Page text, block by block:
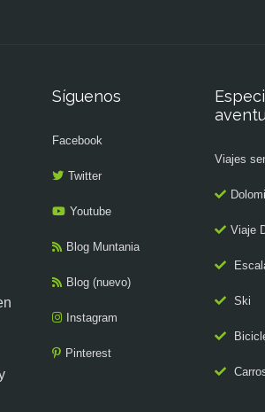
Síguenos
Facebook
Twitter
Youtube
Blog Muntania
Blog (nuevo)
Instagram
Pinterest
Viajes
Viaje
Ski